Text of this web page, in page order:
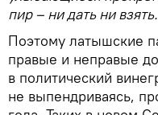
пир – ни дать ни
Поэтому латышские
правые и неправые
в политический
не выпендриваясь,